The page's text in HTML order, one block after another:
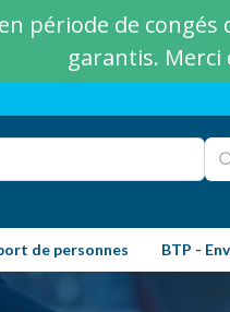
période de
garantis.
de personnes BTP -